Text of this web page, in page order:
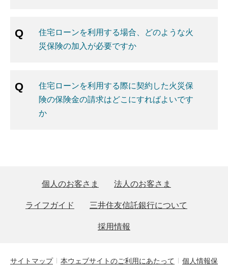
住宅ローンを利用する場合、どのような火
災保険の加入が必要ですか
住宅ローンを利用する際に契約した火災保
険の保険金の請求はどこにすればよいです
か
個人のお客さま
法人のお客さま
ライフガイド
三井住友信託銀行について
採用情報
サイトマップ 本ウェブサイトのご利用にあたって
個人情報保